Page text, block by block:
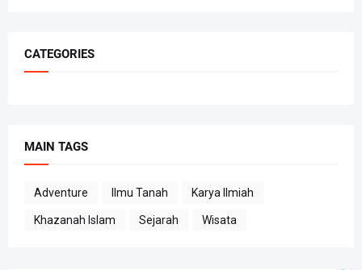
CATEGORIES
MAIN TAGS
Adventure Ilmu Tanah Karya Ilmiah
Khazanah Islam Sejarah Wisata